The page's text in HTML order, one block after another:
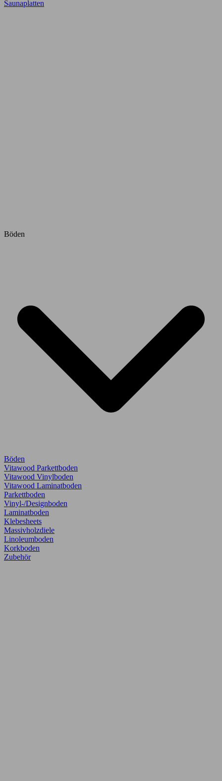
Saunaplatten
Böden
Böden
Vitawood Parkettboden
Vitawood Vinylboden
Vitawood Laminatboden
Parkettboden
Vinyl-/Designboden
Laminatboden
Klebesheets
Massivholzdiele
Linoleumboden
Korkboden
Zubehör